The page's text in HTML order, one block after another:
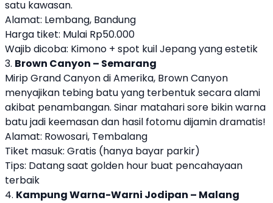
satu kawasan.
Alamat: Lembang, Bandung
Harga tiket: Mulai Rp50.000
Wajib dicoba: Kimono + spot kuil Jepang yang estetik
3. Brown Canyon – Semarang
Mirip Grand Canyon di Amerika, Brown Canyon
menyajikan tebing batu yang terbentuk secara alami
akibat penambangan. Sinar matahari sore bikin warna
batu jadi keemasan dan hasil fotomu dijamin dramatis!
Alamat: Rowosari, Tembalang
Tiket masuk: Gratis (hanya bayar parkir)
Tips: Datang saat golden hour buat pencahayaan
terbaik
4. Kampung Warna-Warni Jodipan – Malang